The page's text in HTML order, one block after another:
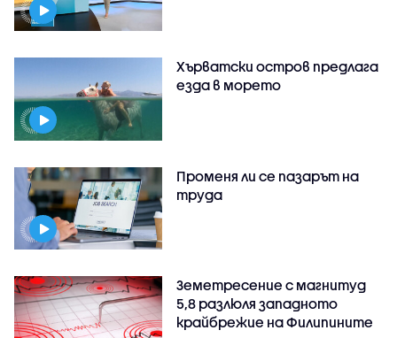
Хърватски остров предлага
езда в морето
Променя ли се пазарът на
труда
Земетресение с магнитуд
5,8 разлюля западното
крайбрежие на Филипините